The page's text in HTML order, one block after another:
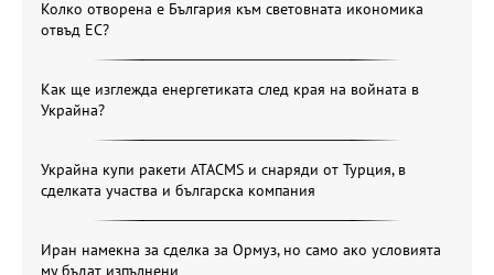
Колко отворена е България към световната икономика
отвъд ЕС?
Как ще изглежда енергетиката след края на войната в
Украйна?
Украйна купи ракети ATACMS и снаряди от Турция, в
сделката участва и българска компания
Иран намекна за сделка за Ормуз, но само ако условията
му бъдат изпълнени